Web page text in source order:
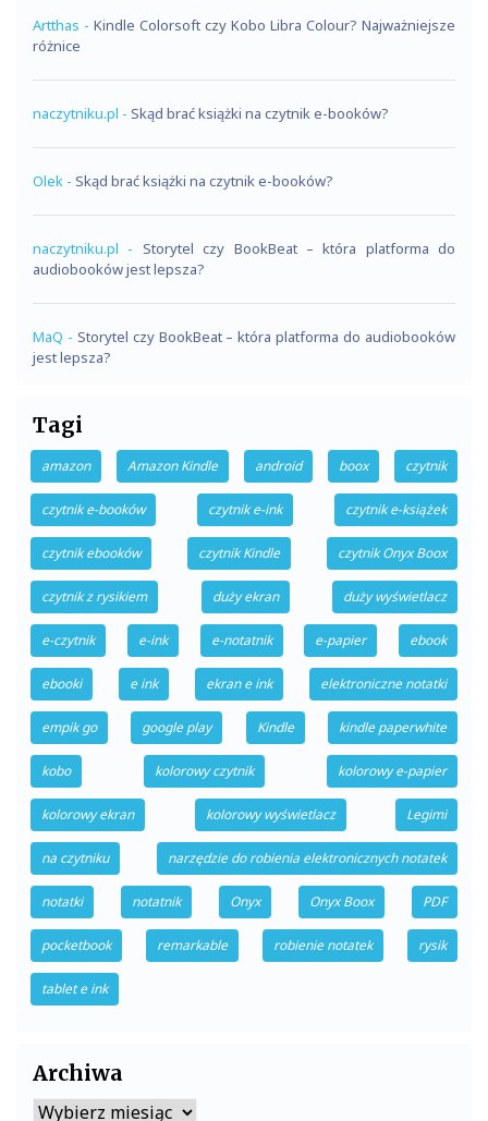
Artthas - Kindle Colorsoft czy Kobo Libra Colour? Najważniejsze
różnice
naczytniku.pl - Skąd brać książki na czytnik e-booków?
Olek - Skąd brać książki na czytnik e-booków?
naczytniku.pl - Storytel czy BookBeat – która platforma do
audiobooków jest lepsza?
MaQ - Storytel czy BookBeat – która platforma do audiobooków
jest lepsza?
Tagi
amazon Amazon Kindle android boox czytnik
czytnik e-booków czytnik e-ink czytnik e-książek
czytnik ebooków czytnik Kindle czytnik Onyx Boox
czytnik z rysikiem duży ekran duży wyświetlacz
e-czytnik e-ink e-notatnik e-papier ebook
ebooki e ink ekran e ink elektroniczne notatki
empik go google play Kindle kindle paperwhite
kobo kolorowy czytnik kolorowy e-papier
kolorowy ekran kolorowy wyświetlacz Legimi
na czytniku narzędzie do robienia elektronicznych notatek
notatki notatnik Onyx Onyx Boox PDF
pocketbook remarkable robienie notatek rysik
tablet e ink
Archiwa
Archiwa